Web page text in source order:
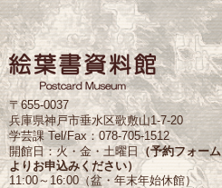
〒655-0037
兵庫県神戸市垂水区歌敷山1-7-20
学芸課 Tel/Fax：078-705-1512
開館日：火・金・土曜日 （予約フォーム
よりお申込みください）
11:00～16:00（盆・年末年始休館）